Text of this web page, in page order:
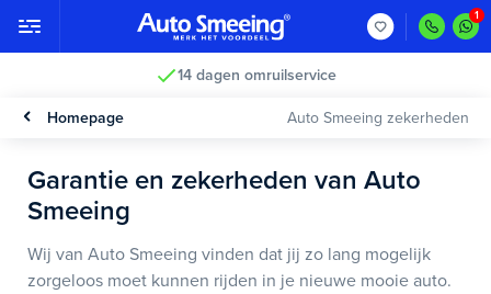
14 dagen omruilservice
Homepage Auto Smeeing zekerheden
Garantie en zekerheden van Auto
Smeeing
Wij van Auto Smeeing vinden dat jij zo lang mogelijk
zorgeloos moet kunnen rijden in je nieuwe mooie auto.